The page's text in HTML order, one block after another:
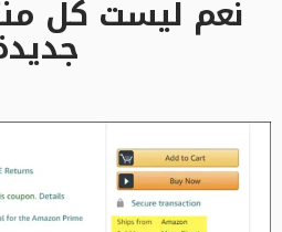
نعم ليست كل